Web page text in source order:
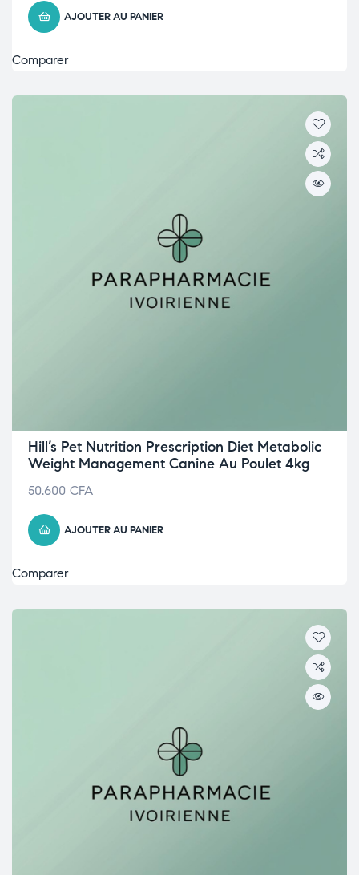
AJOUTER AU PANIER
Comparer
Hill’s Pet Nutrition Prescription Diet Metabolic
Weight Management Canine Au Poulet 4kg
50.600 CFA
AJOUTER AU PANIER
Comparer